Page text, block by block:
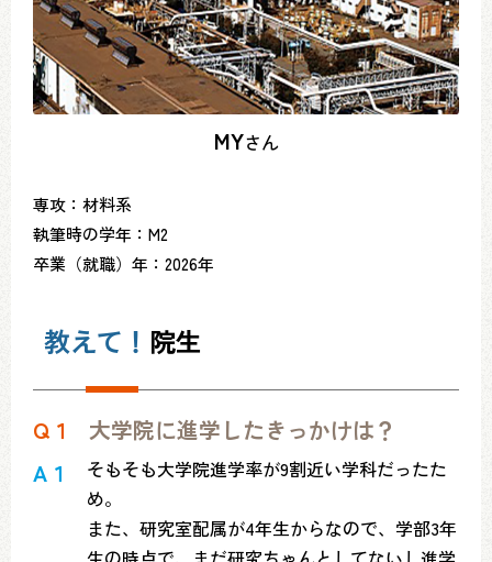
MYさん
専攻：材料系
執筆時の学年：M2
卒業（就職）年：2026年
教えて！ 院生
Q１
大学院に進学したきっかけは？
A１
そもそも大学院進学率が9割近い学科だったた
め。
また、研究室配属が4年生からなので、学部3年